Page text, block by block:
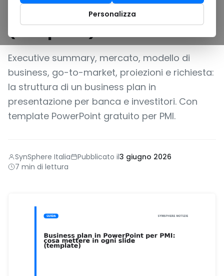
mettere in ogni slide
(template)
Executive summary, mercato, modello di
business, go-to-market, proiezioni e richiesta:
la struttura di un business plan in
presentazione per banca e investitori. Con
template PowerPoint gratuito per PMI.
SynSphere Italia Pubblicato il3 giugno 2026
7 min di lettura
Personalizza